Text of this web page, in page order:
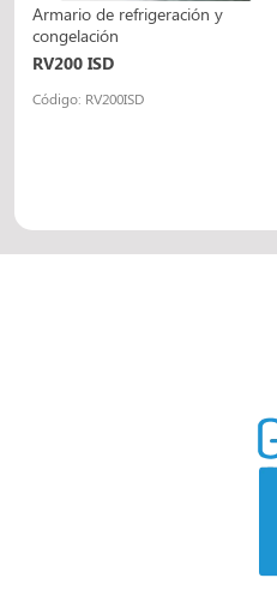
Armario de refrigeración y
congelación
RV200 ISD
Código: RV200ISD